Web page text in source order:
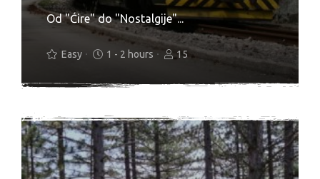
Od "Ćire" do "Nostalgije"...
Easy 1 - 2 hours 15